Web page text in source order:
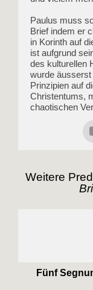
Paulus muss
Brief indem er
in Korinth auf
ist aufgrund
des kulturellen
wurde
Prinzipien auf
Christentums,
chaotischen
Weitere
Fünf